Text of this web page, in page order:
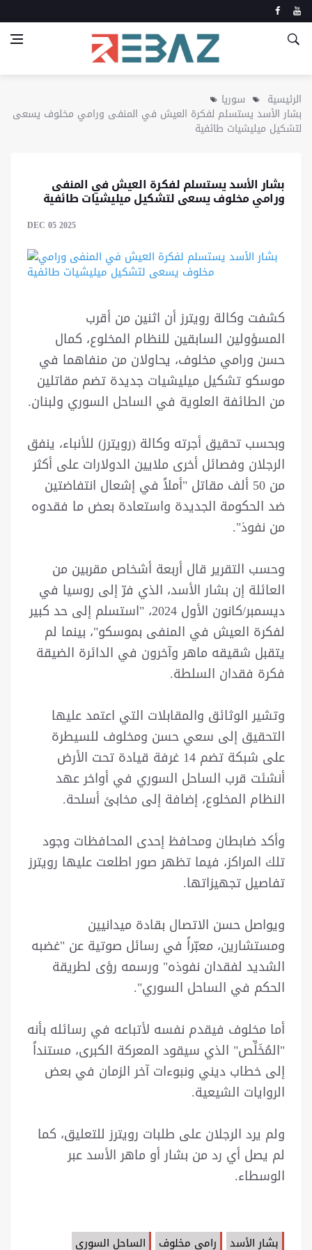
الرئيسية سوريا
بشار الأسد يستسلم لفكرة العيش في المنفى ورامي مخلوف يسعى
لتشكيل ميليشيات طائفية
بشار الأسد يستسلم لفكرة العيش في المنفى
ورامي مخلوف يسعى لتشكيل ميليشيات طائفية
DEC 05 2025
كشفت وكالة رویترز أن اثنين من أقرب
المسؤولين السابقين للنظام المخلوع، كمال
حسن ورامي مخلوف، يحاولان من منفاهما في
موسكو تشكيل ميليشيات جديدة تضم مقاتلين
من الطائفة العلوية في الساحل السوري ولبنان.
وبحسب تحقيق أجرته وكالة (رويترز) للأنباء، ينفق
الرجلان وفصائل أخرى ملايين الدولارات على أكثر
من 50 ألف مقاتل "أملاً في إشعال انتفاضتين
ضد الحكومة الجديدة واستعادة بعض ما فقدوه
من نفوذ".
وحسب التقرير قال أربعة أشخاص مقربين من
العائلة إن بشار الأسد، الذي فرّ إلى روسيا في
ديسمبر/كانون الأول 2024، "استسلم إلى حد كبير
لفكرة العيش في المنفى بموسكو"، بينما لم
يتقبل شقيقه ماهر وآخرون في الدائرة الضيقة
فكرة فقدان السلطة.
وتشير الوثائق والمقابلات التي اعتمد عليها
التحقيق إلى سعي حسن ومخلوف للسيطرة
على شبكة تضم 14 غرفة قيادة تحت الأرض
أنشئت قرب الساحل السوري في أواخر عهد
النظام المخلوع، إضافة إلى مخابئ أسلحة.
وأكد ضابطان ومحافظ إحدى المحافظات وجود
تلك المراكز، فيما تظهر صور اطلعت عليها رويترز
تفاصيل تجهيزاتها.
ويواصل حسن الاتصال بقادة ميدانيين
ومستشارين، معبّراً في رسائل صوتية عن "غضبه
الشديد لفقدان نفوذه" ورسمه رؤى لطريقة
الحكم في الساحل السوري".
أما مخلوف فيقدم نفسه لأتباعه في رسائله بأنه
"المُخَلِّص" الذي سيقود المعركة الكبرى، مستنداً
إلى خطاب ديني ونبوءات آخر الزمان في بعض
الروايات الشيعية.
ولم يرد الرجلان على طلبات رويترز للتعليق، كما
لم يصل أي رد من بشار أو ماهر الأسد عبر
الوسطاء.
بشار الأسد رامي مخلوف الساحل السوري